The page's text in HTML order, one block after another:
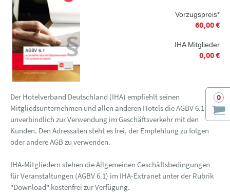
0
Vorzugspreis*
60,00 €
IHA Mitglieder
0,00 €
Der Hotelverband Deutschland (IHA) empfiehlt seinen
Mitgliedsunternehmen und allen anderen Hotels die AGBV 6.1
unverbindlich zur Verwendung im Geschäftsverkehr mit den
Kunden. Den Adressaten steht es frei, der Empfehlung zu folgen
oder andere AGB zu verwenden.
IHA-Mitgliedern stehen die Allgemeinen Geschäftsbedingungen
für Veranstaltungen (AGBV 6.1) im IHA-Extranet unter der Rubrik
"Download" kostenfrei zur Verfügung.